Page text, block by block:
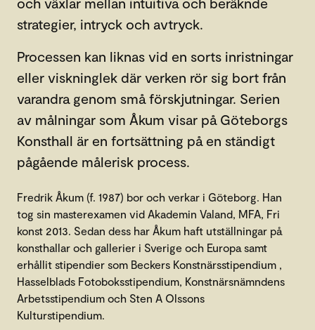
strategier, intryck och avtryck.
Processen kan liknas vid en sorts inristningar
eller viskninglek där verken rör sig bort från
varandra genom små förskjutningar. Serien
av målningar som Åkum visar på Göteborgs
Konsthall är en fortsättning på en ständigt
pågående målerisk process.
Fredrik Åkum (f. 1987) bor och verkar i Göteborg. Han
tog sin masterexamen vid Akademin Valand, MFA, Fri
konst 2013. Sedan dess har Åkum haft utställningar på
konsthallar och gallerier i Sverige och Europa samt
erhållit stipendier som Beckers Konstnärsstipendium ,
Hasselblads Fotoboksstipendium, Konstnärsnämndens
Arbetsstipendium och Sten A Olssons
Kulturstipendium.